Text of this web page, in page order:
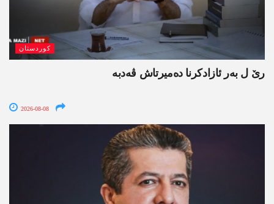
کوردستان
رێ ل بەر ئازادکرنا دەمیرتاش ڤەدبە
2026-08-08